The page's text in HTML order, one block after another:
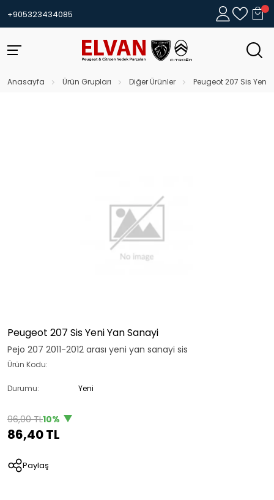
+905323434085
Anasayfa Ürün Grupları Diğer Ürünler Peugeot 207 Sis Yeni
Peugeot 207 Sis Yeni Yan Sanayi
Pejo 207 2011-2012 arası yeni yan sanayi sis
Ürün Kodu:
Durumu: Yeni
96,00 TL10%
86,40 TL
Paylaş